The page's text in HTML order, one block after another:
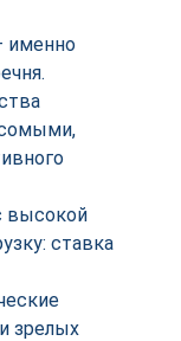
именно
высокой
ставка
зрелых